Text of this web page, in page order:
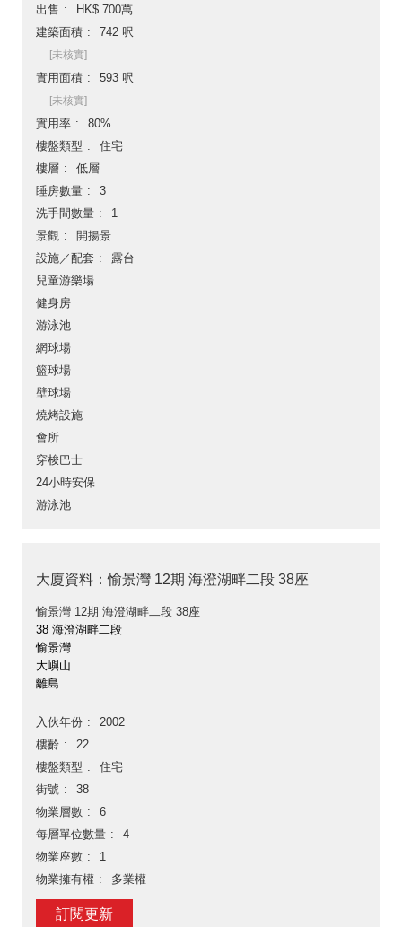
出售
HK$ 700萬
建築面積
742 呎
[未核實]
實用面積 593 呎
[未核實]
實用率
80%
樓盤類型
住宅
樓層
低層
睡房數量
3
洗手間數量
1
景觀
開揚景
設施／配套
露台
兒童游樂場
健身房
游泳池
網球場
籃球場
壁球場
燒烤設施
會所
穿梭巴士
24小時安保
游泳池
大廈資料：愉景灣 12期 海澄湖畔二段 38座
愉景灣 12期 海澄湖畔二段 38座
38 海澄湖畔二段
愉景灣
大嶼山
離島
入伙年份
2002
樓齡
22
樓盤類型
住宅
街號
38
物業層數
6
每層單位數量
4
物業座數
1
物業擁有權
多業權
訂閱更新